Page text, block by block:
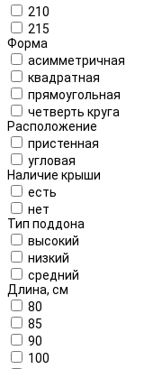
210
215
Форма
асимметричная
квадратная
прямоугольная
четверть круга
Расположение
пристенная
угловая
Наличие крыши
есть
нет
Тип поддона
высокий
низкий
средний
Длина, см
80
85
90
100